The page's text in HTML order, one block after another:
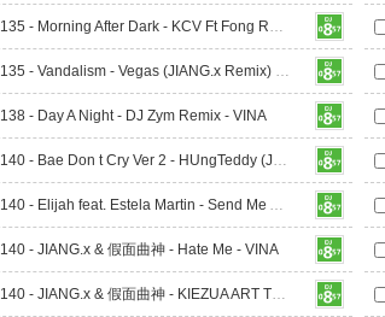
135 - Morning After Dark - KCV Ft Fong Remix - VINA
135 - Vandalism - Vegas (JIANG.x Remix) - VINA
138 - Day A Night - DJ Zym Remix - VINA
140 - Bae Don t Cry Ver 2 - HUngTeddy (JIANG.x Remix) - VINA
140 - Elijah feat. Estela Martin - Send Me An Angel (JIANG.x Remix) - VINA
140 - JIANG.x & 假面曲神 - Hate Me - VINA
140 - JIANG.x & 假面曲神 - KIEZUA ART TEAM - VINA